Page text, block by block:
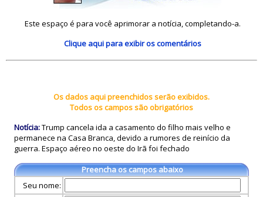
Este espaço é para você aprimorar a notícia, completando-a.
Clique aquipara exibir os comentários
Os dados aqui preenchidos serão exibidos.
Todos os campos são obrigatórios
Notícia:Trump cancela ida a casamento do filho mais velho e
permanece na Casa Branca, devido a rumores de reinício da
guerra. Espaço aéreo no oeste do Irã foi fechado
Preencha os campos abaixo
Seu nome: